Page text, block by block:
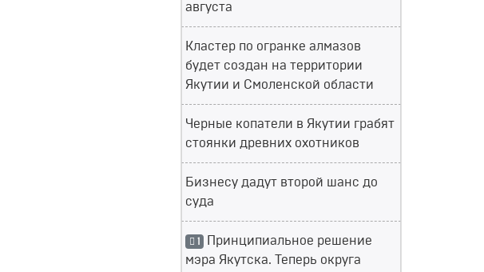
августа
Кластер по огранке алмазов
будет создан на территории
Якутии и Смоленской области
Черные копатели в Якутии грабят
стоянки древних охотников
Бизнесу дадут второй шанс до
суда
1 Принципиальное решение
мэра Якутска. Теперь округа